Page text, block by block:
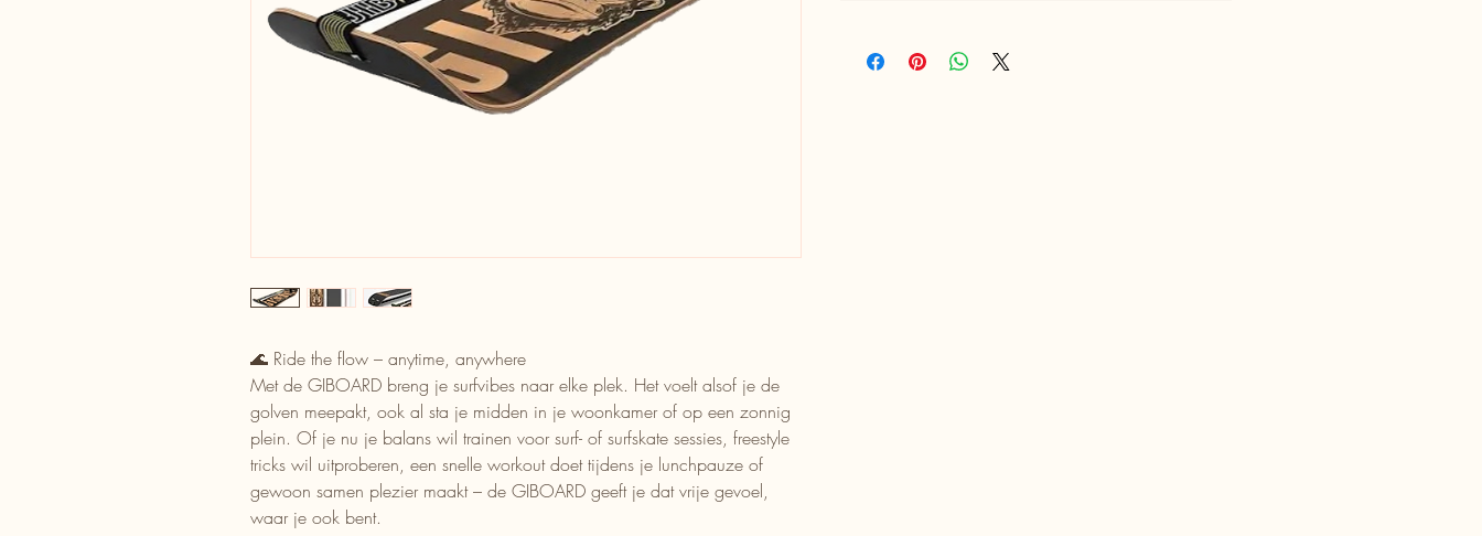
🌊 Ride the flow – anytime, anywhere
Met de GIBOARD breng je surfvibes naar elke plek. Het voelt alsof je de
golven meepakt, ook al sta je midden in je woonkamer of op een zonnig
plein. Of je nu je balans wil trainen voor surf- of surfskate sessies, freestyle
tricks wil uitproberen, een snelle workout doet tijdens je lunchpauze of
gewoon samen plezier maakt – de GIBOARD geeft je dat vrije gevoel,
waar je ook bent.